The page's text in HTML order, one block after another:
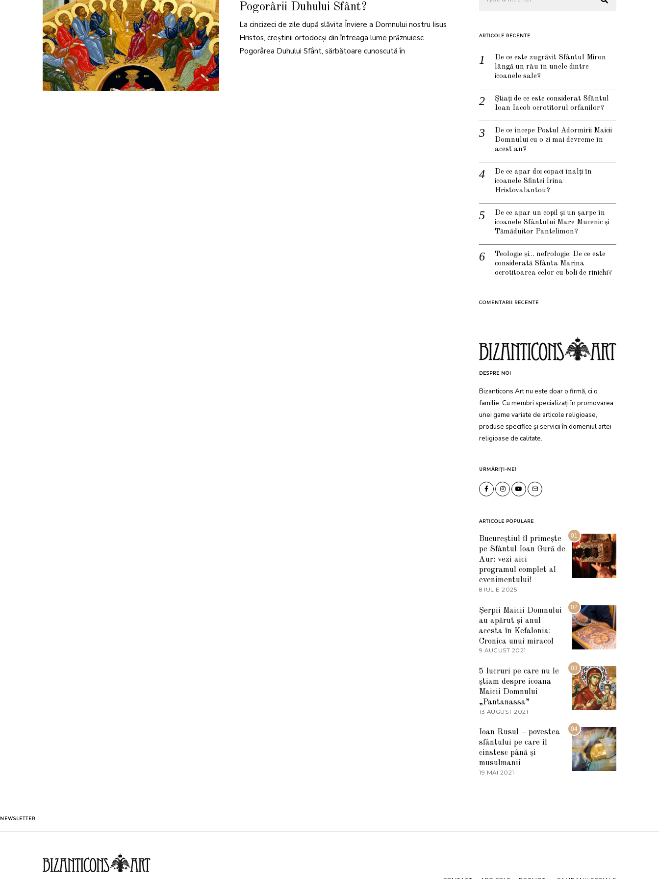
2
0
6
Pogorârii Duhului Sfânt?
La cincizeci de zile după slăvita Înviere a Domnului nostru Iisus
Hristos, creștinii ortodocși din întreaga lume prăznuiesc
Pogorârea Duhului Sfânt, sărbătoare cunoscută în
ARTICOLE RECENTE
De ce este zugrăvit Sfântul Miron
lângă un râu în unele dintre
icoanele sale?
Știați de ce este considerat Sfântul
Ioan Iacob ocrotitorul orfanilor?
De ce începe Postul Adormirii Maicii
Domnului cu o zi mai devreme în
acest an?
De ce apar doi copaci înalți în
icoanele Sfintei Irina
Hristovalantou?
De ce apar un copil și un șarpe în
icoanele Sfântului Mare Mucenic și
Tămăduitor Pantelimon?
Teologie și… nefrologie: De ce este
considerată Sfânta Marina
ocrotitoarea celor cu boli de rinichi?
COMENTARII RECENTE
DESPRE NOI
Bizanticons Art nu este doar o firmă, ci o
familie. Cu membri specializați în promovarea
unei game variate de articole religioase,
produse specifice și servicii în domeniul artei
religioase de calitate.
URMĂRIȚI-NE!
ARTICOLE POPULARE
01
Bucureștiul îl primește
pe Sfântul Ioan Gură de
Aur: vezi aici
programul complet al
evenimentului!
8 IULIE 2025
U
L
I
2
0
5
02
Șerpii Maicii Domnului
au apărut și anul
acesta în Kefalonia:
Cronica unui miracol
9 AUGUST 2021
A
R
T
I
2
2
2
03
5 lucruri pe care nu le
știam despre icoana
Maicii Domnului
„Pantanassa”
13 AUGUST 2021
U
G
U
S
04
Ioan Rusul – povestea
sfântului pe care îl
cinstesc până și
musulmanii
19 MAI 2021
NEWSLETTER